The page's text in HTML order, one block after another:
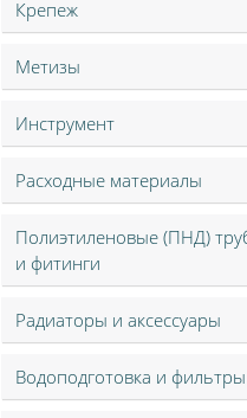
Крепеж
Метизы
Инструмент
Расходные материалы
Полиэтиленовые (ПНД)
и фитинги
Радиаторы и аксессуары
Водоподготовка и фильтры